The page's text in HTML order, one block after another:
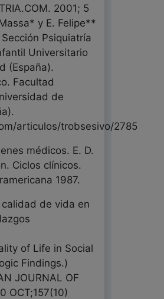
2001; 5
y E. Felipe**
Psiquiatría
Universitario
(España).
Facultad
de
articulos/trobsesivo/2785
médicos. E. D.
Ciclos clínicos.
1987.
de vida en
of Life in Social
Findings.)
JOURNAL OF
OCT;157(10)